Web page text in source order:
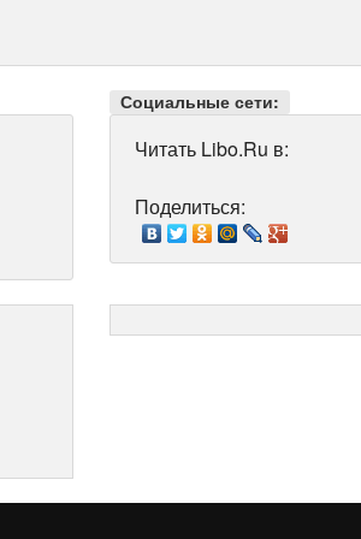
Социальные сети:
Читать Libo.Ru в:
Поделиться: